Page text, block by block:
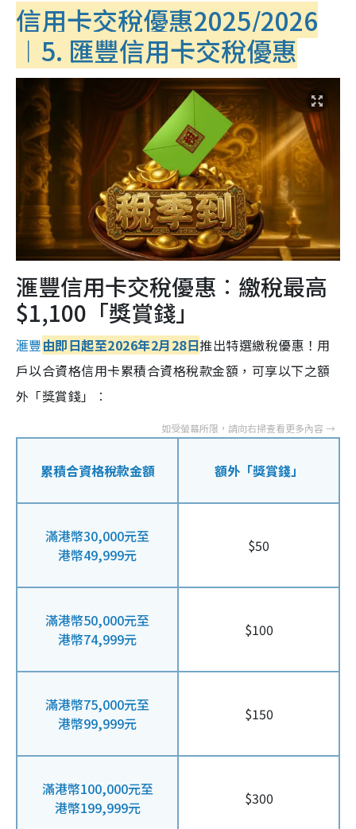
信用卡交稅優惠2025/2026
︱5. 匯豐信用卡交稅優惠
滙豐信用卡交稅優惠︰繳稅最高
$1,100「獎賞錢」
滙豐由即日起至2026年2月28日推出特選繳稅優惠！用
戶以合資格信用卡累積合資格稅款金額，可享以下之額
外「獎賞錢」︰
累積合資格稅款金額 額外「獎賞錢」
滿港幣30,000元至
港幣49,999元
$50
滿港幣50,000元至
港幣74,999元
$100
滿港幣75,000元至
港幣99,999元
$150
滿港幣100,000元至
港幣199,999元
$300